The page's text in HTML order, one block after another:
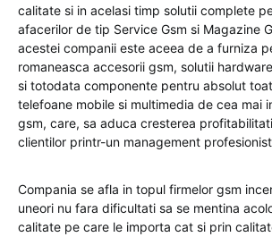
calitate si in acelasi timp solutii complete
afacerilor de tip Service Gsm si Magazine
acestei companii este aceea de a furniza
romaneasca accesorii gsm, solutii
si totodata componente pentru absolut
telefoane mobile si multimedia de cea mai
gsm, care, sa aduca cresterea
clientilor printr-un management
Compania se afla in topul firmelor gsm
uneori nu fara dificultati sa se mentina
calitate pe care le importa cat si prin